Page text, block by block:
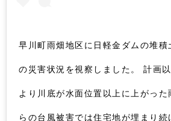
早川町雨畑地区に日軽金ダムの堆積
の災害状況を視察しました。 計画
より川底が水面位置以上に上がっ
らの台風被害では住宅地が埋まり